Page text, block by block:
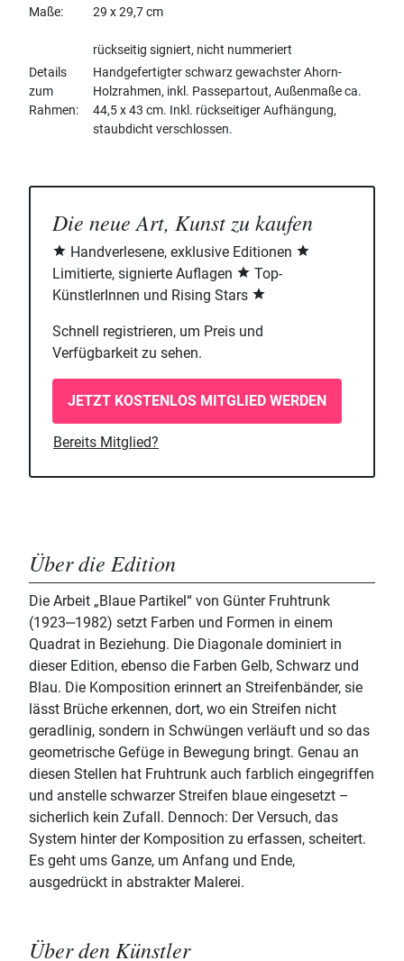
Maße
29 x 29,7 cm
rückseitig signiert, nicht nummeriert
Details
zum
Rahmen
Handgefertigter schwarz gewachster Ahorn-
Holzrahmen, inkl. Passepartout, Außenmaße ca.
44,5 x 43 cm. Inkl. rückseitiger Aufhängung,
staubdicht verschlossen.
Die neue Art, Kunst zu kaufen
Handverlesene, exklusive Editionen
Limitierte, signierte Auflagen
Top-
KünstlerInnen und Rising Stars
Schnell registrieren, um Preis und
Verfügbarkeit zu sehen.
JETZT KOSTENLOS MITGLIED WERDEN
Bereits Mitglied?
Über die Edition
Die Arbeit „Blaue Partikel“ von Günter Fruhtrunk
(1923‒1982) setzt Farben und Formen in einem
Quadrat in Beziehung. Die Diagonale dominiert in
dieser Edition, ebenso die Farben Gelb, Schwarz und
Blau. Die Komposition erinnert an Streifenbänder, sie
lässt Brüche erkennen, dort, wo ein Streifen nicht
geradlinig, sondern in Schwüngen verläuft und so das
geometrische Gefüge in Bewegung bringt. Genau an
diesen Stellen hat Fruhtrunk auch farblich eingegriffen
und anstelle schwarzer Streifen blaue eingesetzt –
sicherlich kein Zufall. Dennoch: Der Versuch, das
System hinter der Komposition zu erfassen, scheitert.
Es geht ums Ganze, um Anfang und Ende,
ausgedrückt in abstrakter Malerei.
Über den Künstler